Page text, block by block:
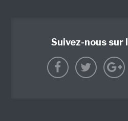
Suivez-nous sur